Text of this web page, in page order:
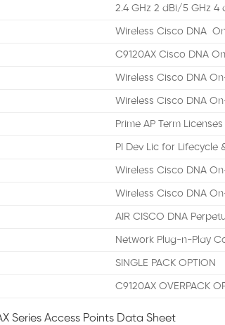
2.4 GHz 2 dBi/5 GHz 4
Wireless Cisco DNA
C9120AX Cisco DNA
Wireless Cisco DNA
Wireless Cisco DNA
Prime AP Term Licenses
PI Dev Lic for Lifecycle
Wireless Cisco DNA
Wireless Cisco DNA
AIR CISCO DNA
Network Plug-n-Play
SINGLE PACK OPTION
C9120AX OVERPACK
Series Access Points Data Sheet